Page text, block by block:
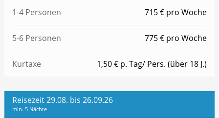
1-4 Personen 715 € pro Woche
5-6 Personen 775 € pro Woche
Kurtaxe 1,50 € p. Tag/ Pers. (über 18 J.)
Reisezeit 29.08. bis 26.09.26
min. 5 Nächte